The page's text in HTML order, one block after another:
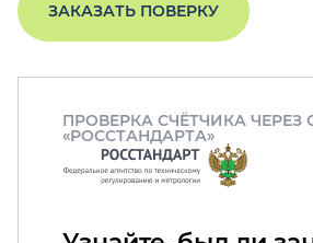
ЗАКАЗАТЬ ПОВЕРКУ
ПРОВЕРКА СЧЁТЧИКА ЧЕРЕЗ
«РОССТАНДАРТА»